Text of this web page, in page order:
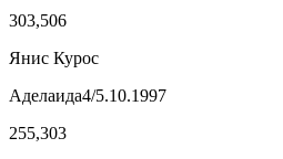
303,506
Янис Курос
Аделаида4/5.10.1997
255,303